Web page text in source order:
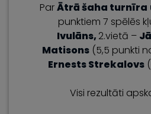
ParĀtrā šaha turnīra
punktiem 7 spēlēs
Ivulāns, 2.vietā –
Matisons (5,5 punkti
Ernests Strekalovs
Visi rezultāti